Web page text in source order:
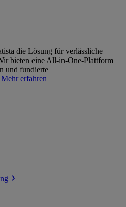
die Lösung für verlässliche
bieten eine All-in-One-Plattform
und fundierte
Mehr erfahren